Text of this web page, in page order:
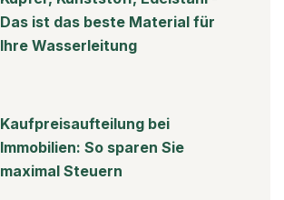
Das ist das beste Material für
Ihre Wasserleitung
Kaufpreisaufteilung bei
Immobilien: So sparen Sie
maximal Steuern